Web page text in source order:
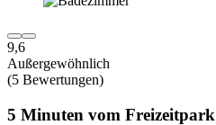
9,6
Außergewöhnlich
(5 Bewertungen)
5 Minuten vom